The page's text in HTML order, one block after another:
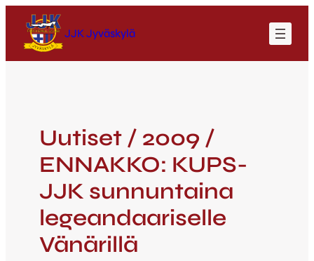
JJK Jyväskylä
Uutiset / 2009 /
ENNAKKO: KUPS-
JJK sunnuntaina
legeandaariselle
Vänärillä